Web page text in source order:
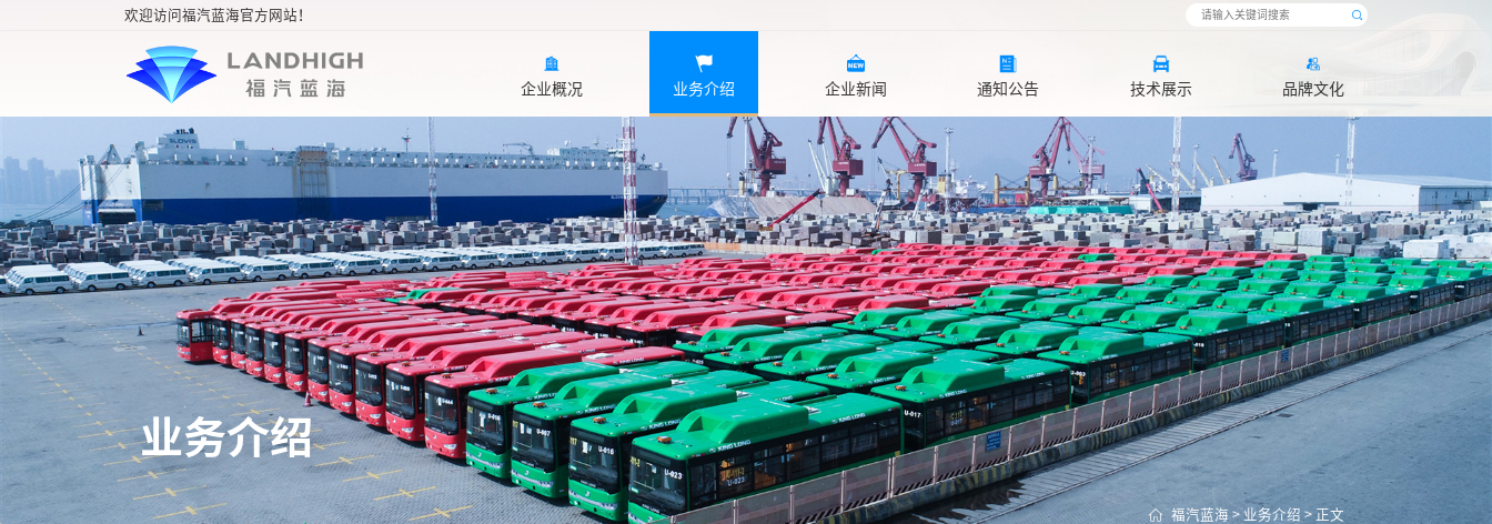
欢迎访问福汽蓝海官方网站！
企业概况 业务介绍 企业新闻 通知公告 技术展示 品牌文化
业务介绍
福汽蓝海 > 业务介绍 > 正文